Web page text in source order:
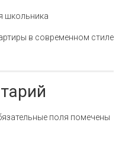
школьника
в современном стиле
поля помечены